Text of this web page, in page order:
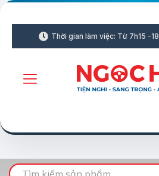
Thời gian làm việc: Từ 7h15 -